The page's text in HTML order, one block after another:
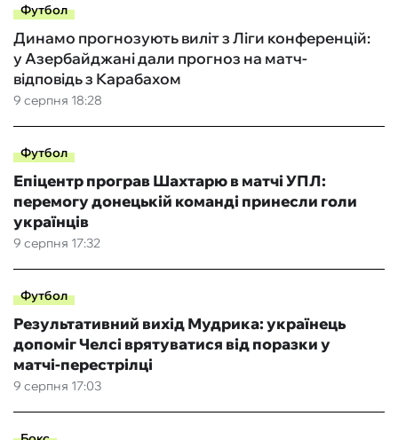
Футбол
9 серпня 18:28
Динамо прогнозують виліт з Ліги конференцій:
у Азербайджані дали прогноз на матч-
відповідь з Карабахом
Футбол
9 серпня 17:32
Епіцентр програв Шахтарю в матчі УПЛ:
перемогу донецькій команді принесли голи
українців
Футбол
9 серпня 17:03
Результативний вихід Мудрика: українець
допоміг Челсі врятуватися від поразки у
матчі-перестрілці